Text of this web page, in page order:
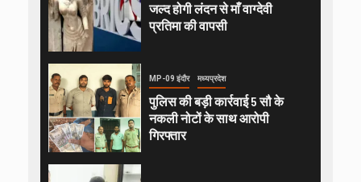
जल्द होगी लंदन से माँ वाग्देवी
प्रतिमा की वापसी
MP-09 इंदौर मध्यप्रदेश
पुलिस की बड़ी कार्रवाई 5 सौ के
नकली नोटों के साथ आरोपी
गिरफ्तार